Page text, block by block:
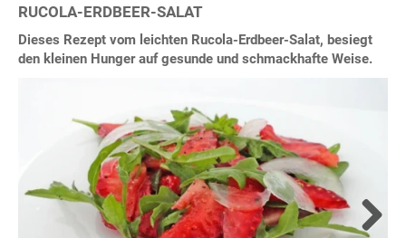
RUCOLA-ERDBEER-SALAT
Dieses Rezept vom leichten Rucola-Erdbeer-Salat, besiegt
den kleinen Hunger auf gesunde und schmackhafte Weise.